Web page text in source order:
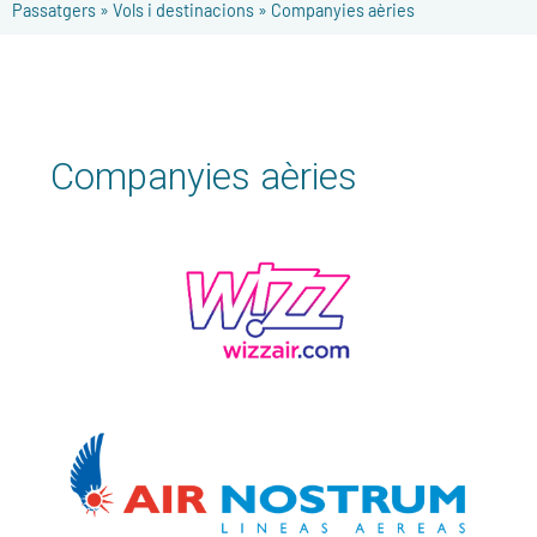
Passatgers » Vols i destinacions » Companyies aèries
Companyies aèries